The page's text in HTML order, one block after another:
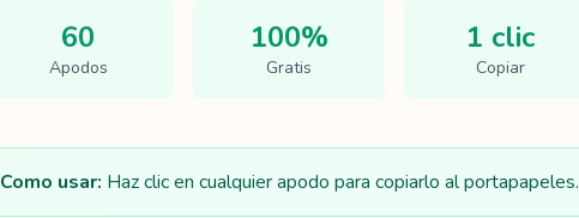
60
Apodos
100%
Gratis
1 clic
Copiar
Como usar: Haz clic en cualquier apodo para copiarlo al portapapeles.